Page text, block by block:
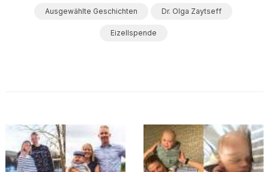
Ausgewählte Geschichten Dr. Olga Zaytseff
Eizellspende